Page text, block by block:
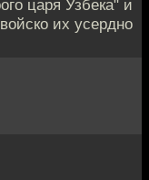
царя Узбека" и
их усердно